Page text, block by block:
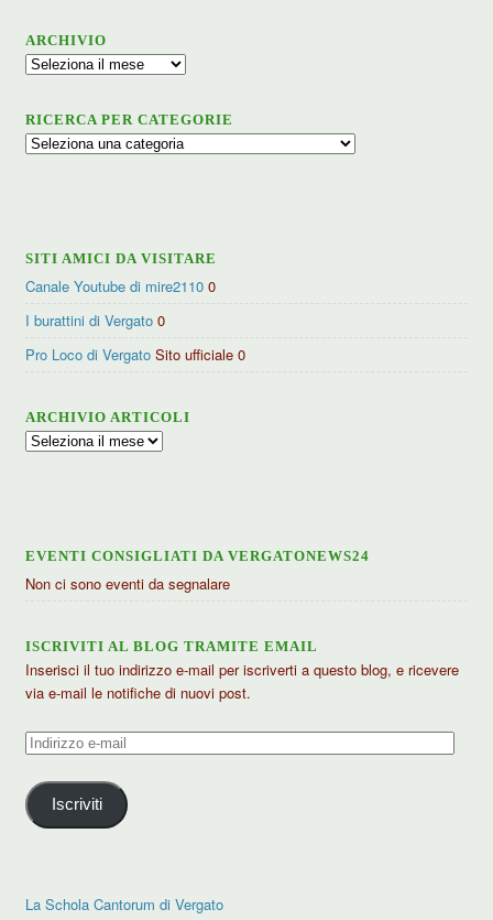
ARCHIVIO
Archivio
RICERCA PER CATEGORIE
Ricerca
SITI AMICI DA VISITARE
Canale Youtube di mire2110 0
I burattini di Vergato 0
Pro Loco di Vergato Sito ufficiale 0
ARCHIVIO ARTICOLI
Archivio
EVENTI CONSIGLIATI DA VERGATONEWS24
Non ci sono eventi da segnalare
ISCRIVITI AL BLOG TRAMITE EMAIL
Inserisci il tuo indirizzo e-mail per iscriverti a questo blog, e ricevere
via e-mail le notifiche di nuovi post.
Indirizzo
mail
Iscriviti
La Schola Cantorum di Vergato